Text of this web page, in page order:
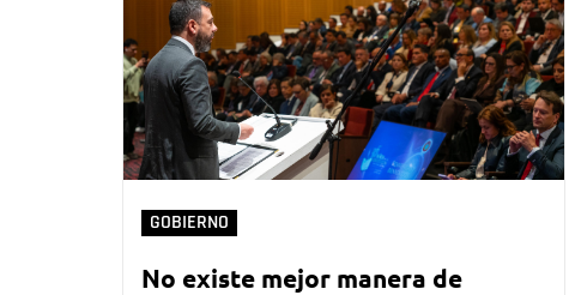
GOBIERNO
No existe mejor manera de